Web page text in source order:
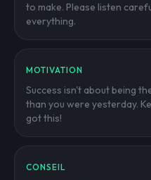
to make. Please listen
everything.
MOTIVATION
Success isn't about being
than you were yesterday.
got this!
CONSEIL